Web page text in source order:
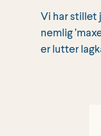
Vi har stillet
nemlig
er lutter